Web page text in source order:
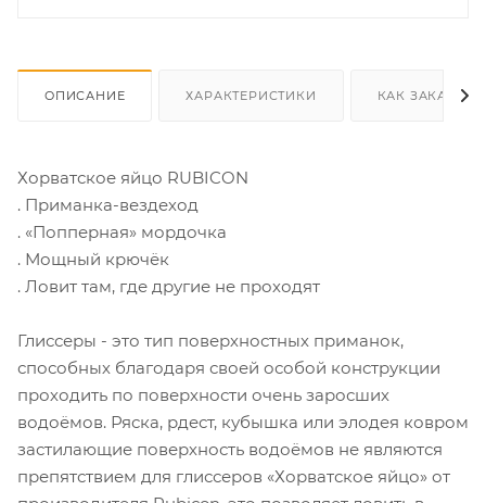
ОПИСАНИЕ ХАРАКТЕРИСТИКИ КАК ЗАКАЗАТЬ
Хорватское яйцо RUBICON
. Приманка-вездеход
. «Попперная» мордочка
. Мощный крючёк
. Ловит там, где другие не проходят
Глиссеры - это тип поверхностных приманок,
способных благодаря своей особой конструкции
проходить по поверхности очень заросших
водоёмов. Ряска, рдест, кубышка или элодея ковром
застилающие поверхность водоёмов не являются
препятствием для глиссеров «Хорватское яйцо» от